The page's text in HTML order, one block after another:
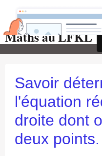
Page d'accueil
Pour les Profs
auto-évaluations
TICE
Sujets de bac
Programmes officiels
Maths au LFKL
Savoir
l'équation
droite dont
deux points.